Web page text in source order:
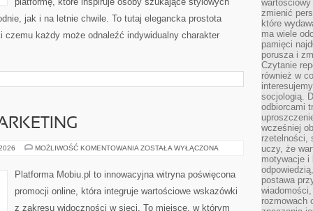
jak i na letnie chwile. To tutaj elegancka prostota
czemu każdy może odnaleźć indywidualny charakter
MOŻLIWOŚĆ KOMENTOWANIA SOCIAL
ZOSTAŁA WYŁĄCZONA
Platforma Mobiu.pl to innowacyjna witryna poświęcona
promocji online, która integruje wartościowe wskazówki
z zakresu widoczności w sieci. To miejsce, w którym
zmienić
które
ma wiele
pamięci
porusza i
Czytanie
również w
socjologią.
odbiorcami
wcześniej
rzetelności,
uczy, że
motywacje i
postawa
rozmowach